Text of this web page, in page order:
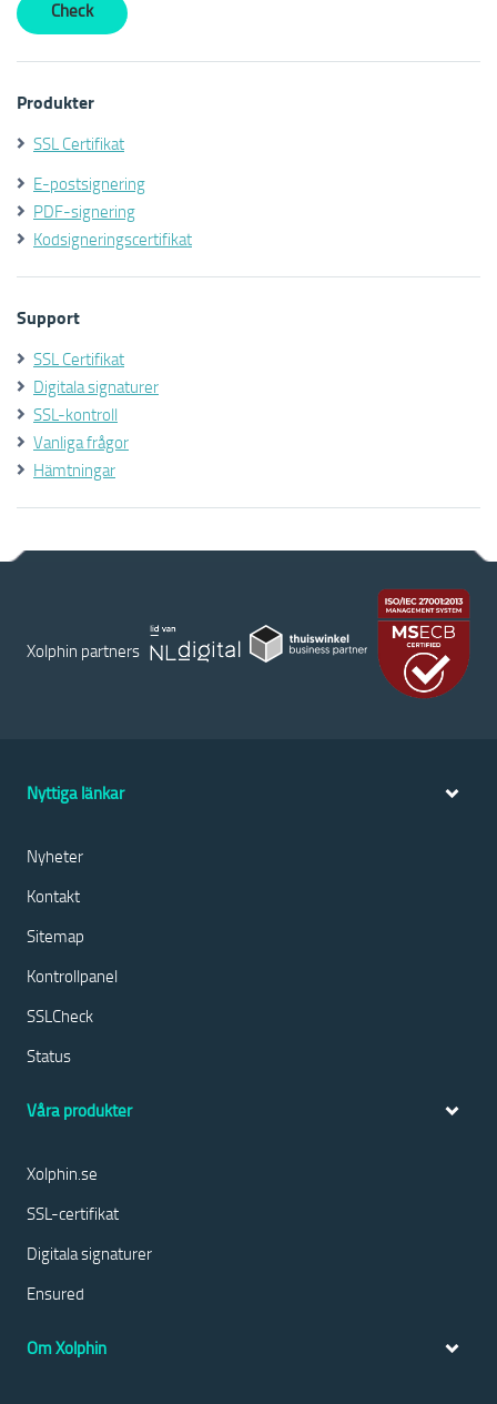
Produkter
SSL Certifikat
E-postsignering
PDF-signering
Kodsigneringscertifikat
Support
SSL Certifikat
Digitala signaturer
SSL-kontroll
Vanliga frågor
Hämtningar
Xolphin partners
Nyttiga länkar
Nyheter
Kontakt
Sitemap
Kontrollpanel
SSLCheck
Status
Våra produkter
Xolphin.se
SSL-certifikat
Digitala signaturer
Ensured
Om Xolphin